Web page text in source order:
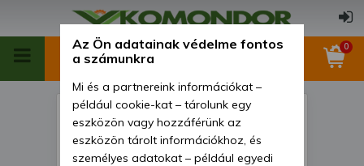
0
Dízelmotor Kubota Z482 -
768990
Az Ön adatainak védelme fontos
a számunkra
Mi és a partnereink információkat –
például cookie-kat – tárolunk egy
eszközön vagy hozzáférünk az
eszközön tárolt információkhoz, és
személyes adatokat – például egyedi